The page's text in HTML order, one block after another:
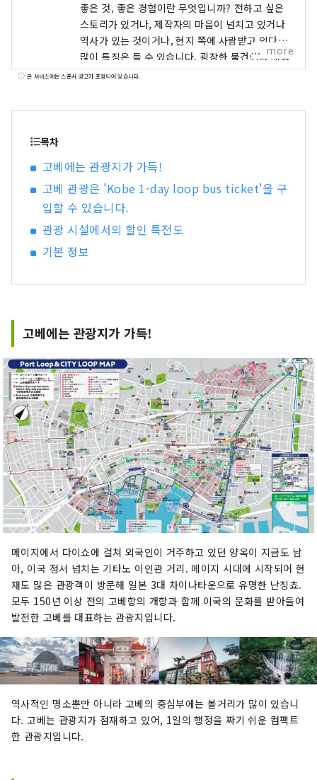
좋은 것, 좋은 경험이란 무엇입니까? 전하고 싶은
스토리가 있거나, 제작자의 마음이 넘치고 있거나
역사가 있는 것이거나, 현지 쪽에 사랑받고 있다고
많이 특징은 들 수 있습니다. 굉장한 물건이나 체험
을 만났을 때 기뻐서 누군가에게 전하고 싶어진 적
리가 굉장히 줄어드는 정보 전화를 걸겠습니다.
more
본 서비스에는 스폰서 광고가 포함되어 있습니다.
목차
고베에는 관광지가 가득!
고베 관광은 'Kobe 1-day loop bus ticket'을 구
입할 수 있습니다.
관광 시설에서의 할인 특전도
기본 정보
고베에는 관광지가 가득!
메이지에서 다이쇼에 걸쳐 외국인이 거주하고 있던 양옥이 지금도 남
아, 이국 정서 넘치는 기타노 이인관 거리. 메이지 시대에 시작되어 현
재도 많은 관광객이 방문해 일본 3대 차이나타운으로 유명한 난징쵸.
모두 150년 이상 전의 고베항의 개항과 함께 이국의 문화를 받아들여
발전한 고베를 대표하는 관광지입니다.
역사적인 명소뿐만 아니라 고베의 중심부에는 볼거리가 많이 있습니
다. 고베는 관광지가 점재하고 있어, 1일의 행정을 짜기 쉬운 컴팩트
한 관광지입니다.